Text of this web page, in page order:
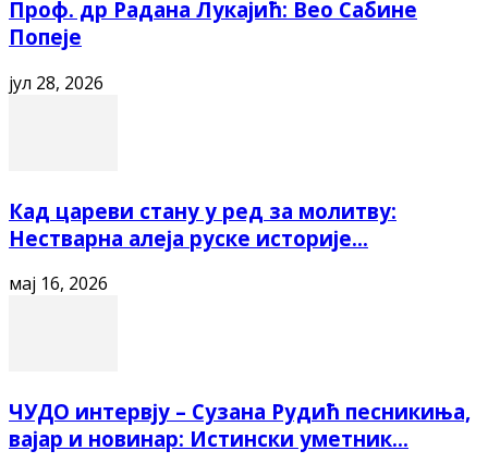
Проф. др Радана Лукајић: Вео Сабине
Попеје
јул 28, 2026
Кад цареви стану у ред за молитву:
Нестварна алеја руске историје...
мај 16, 2026
ЧУДО интервју – Сузана Рудић песникиња,
вајар и новинар: Истински уметник...